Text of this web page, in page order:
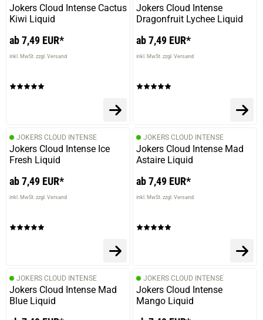
Jokers Cloud Intense Cactus
Kiwi Liquid
ab 7,49 EUR*
inkl. MwSt. zzgl. Versand
Jokers Cloud Intense
Dragonfruit Lychee Liquid
ab 7,49 EUR*
inkl. MwSt. zzgl. Versand
JOKERS CLOUD INTENSE
Jokers Cloud Intense Ice
Fresh Liquid
ab 7,49 EUR*
inkl. MwSt. zzgl. Versand
JOKERS CLOUD INTENSE
Jokers Cloud Intense Mad
Astaire Liquid
ab 7,49 EUR*
inkl. MwSt. zzgl. Versand
JOKERS CLOUD INTENSE
Jokers Cloud Intense Mad
Blue Liquid
JOKERS CLOUD INTENSE
Jokers Cloud Intense
Mango Liquid